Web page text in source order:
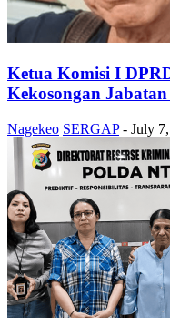
Ketua Komisi I
Kekosongan
Nagekeo SERGAP - July